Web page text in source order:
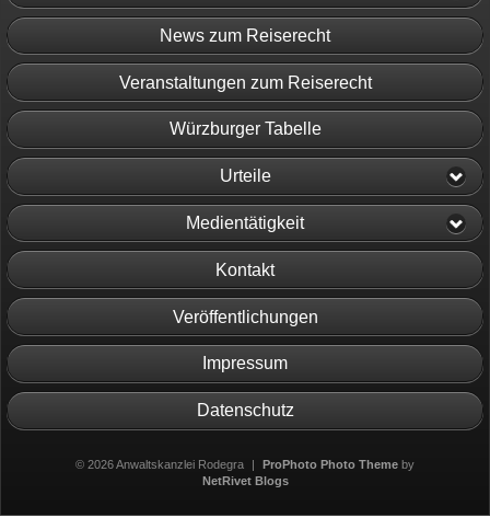
News zum Reiserecht
Veranstaltungen zum Reiserecht
Würzburger Tabelle
Urteile
Medientätigkeit
Kontakt
Veröffentlichungen
Impressum
Datenschutz
© 2026 Anwaltskanzlei Rodegra | ProPhoto Photo Themeby
NetRivet Blogs